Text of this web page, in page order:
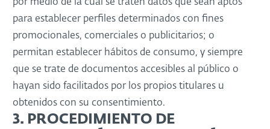
por medio de la cual se traten datos que sean aptos
para establecer perfiles determinados con fines
promocionales, comerciales o publicitarios; o
permitan establecer hábitos de consumo, y siempre
que se trate de documentos accesibles al público o
hayan sido facilitados por los propios titulares u
obtenidos con su consentimiento.
3. PROCEDIMIENTO DE